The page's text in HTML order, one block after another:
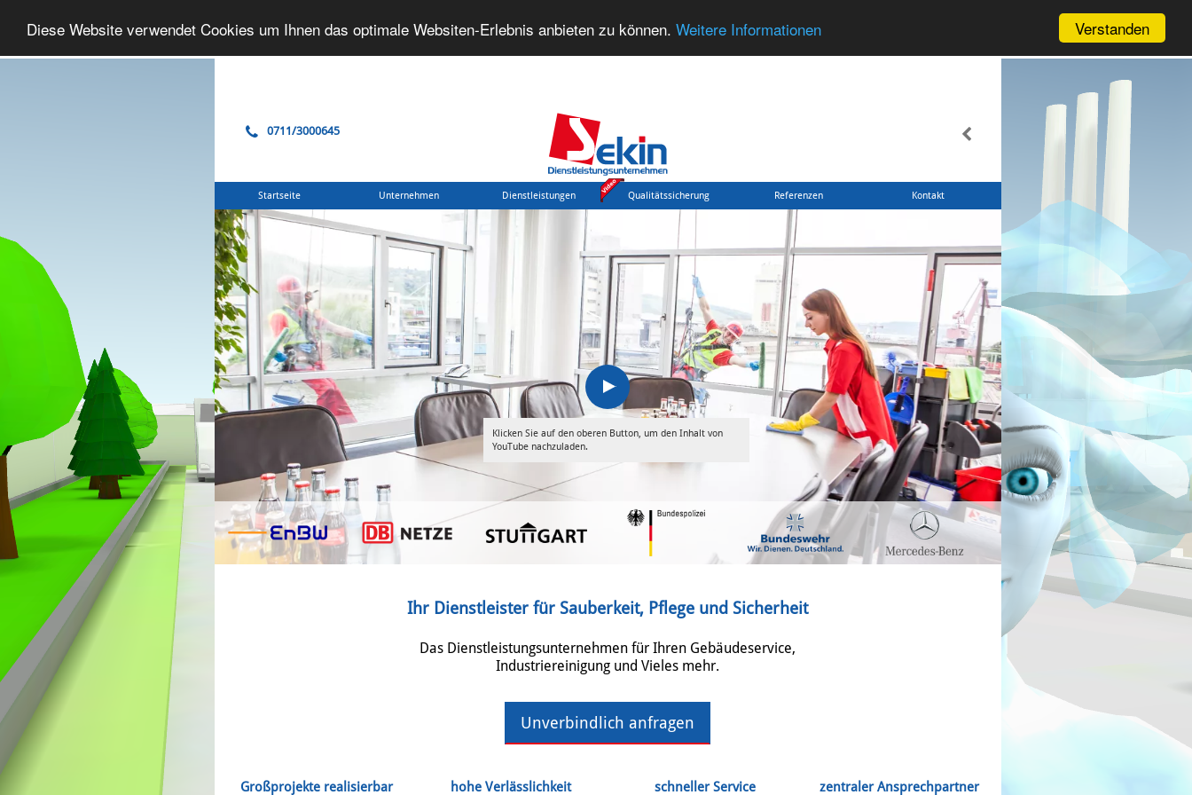
Verstanden
Diese Website verwendet Cookies um Ihnen das optimale Websiten-Erlebnis anbieten zu können. Weitere Informationen
0711/3000645
Startseite Unternehmen Dienstleistungen Qualitätssicherung Referenzen Kontakt
Klicken Sie auf den oberen Button, um den Inhalt von
YouTube nachzuladen.
Ihr Dienstleister für Sauberkeit, Pflege und Sicherheit
Das Dienstleistungsunternehmen für Ihren Gebäudeservice,
Industriereinigung und Vieles mehr.
Unverbindlich anfragen
Großprojekte realisierbar hohe Verlässlichkeit schneller Service zentraler Ansprechpartner